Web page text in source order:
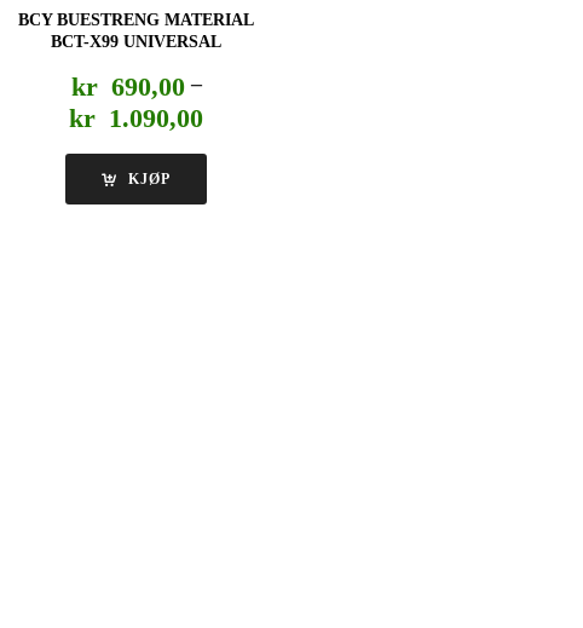
BCY BUESTRENG MATERIAL
BCT-X99 UNIVERSAL
kr 690,00 –
kr 1.090,00Prisområde:
KJØP